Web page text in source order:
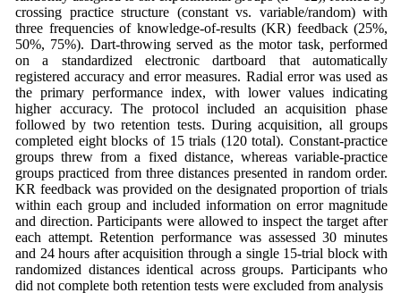
crossing practice structure (constant vs. variable/random) with
three frequencies of knowledge‑of‑results (KR) feedback (25%,
50%, 75%). Dart‑throwing served as the motor task, performed
on a standardized electronic dartboard that automatically
registered accuracy and error measures. Radial error was used as
the primary performance index, with lower values indicating
higher accuracy. The protocol included an acquisition phase
followed by two retention tests. During acquisition, all groups
completed eight blocks of 15 trials (120 total). Constant‑practice
groups threw from a fixed distance, whereas variable‑practice
groups practiced from three distances presented in random order.
KR feedback was provided on the designated proportion of trials
within each group and included information on error magnitude
and direction. Participants were allowed to inspect the target after
each attempt. Retention performance was assessed 30 minutes
and 24 hours after acquisition through a single 15‑trial block with
randomized distances identical across groups. Participants who
did not complete both retention tests were excluded from analysis